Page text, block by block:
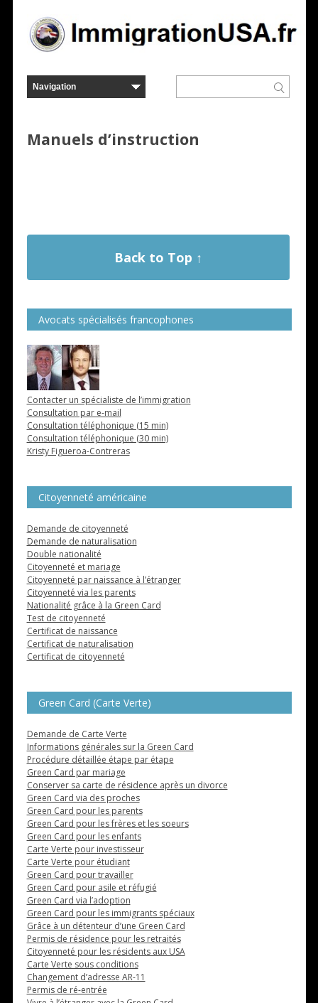
Manuels d’instruction
Back to Top ↑
Avocats spécialisés francophones
Contacter un spécialiste de l’immigration
Consultation par e-mail
Consultation téléphonique (15 min)
Consultation téléphonique (30 min)
Kristy Figueroa-Contreras
Citoyenneté américaine
Demande de citoyenneté
Demande de naturalisation
Double nationalité
Citoyenneté et mariage
Citoyenneté par naissance à l’étranger
Citoyenneté via les parents
Nationalité grâce à la Green Card
Test de citoyenneté
Certificat de naissance
Certificat de naturalisation
Certificat de citoyenneté
Green Card (Carte Verte)
Demande de Carte Verte
Informations générales sur la Green Card
Procédure détaillée étape par étape
Green Card par mariage
Conserver sa carte de résidence après un divorce
Green Card via des proches
Green Card pour les parents
Green Card pour les frères et les soeurs
Green Card pour les enfants
Carte Verte pour investisseur
Carte Verte pour étudiant
Green Card pour travailler
Green Card pour asile et réfugié
Green Card via l’adoption
Green Card pour les immigrants spéciaux
Grâce à un détenteur d’une Green Card
Permis de résidence pour les retraités
Citoyenneté pour les résidents aux USA
Carte Verte sous conditions
Changement d’adresse AR-11
Permis de ré-entrée